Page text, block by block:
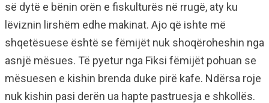
së dytë e bënin orën e fiskulturës në rrugë, aty ku
lëviznin lirshëm edhe makinat. Ajo që ishte më
shqetësuese është se fëmijët nuk shoqëroheshin nga
asnjë mësues. Të pyetur nga Fiksi fëmijët pohuan se
mësuesen e kishin brenda duke pirë kafe. Ndërsa roje
nuk kishin pasi derën ua hapte pastruesja e shkollës.